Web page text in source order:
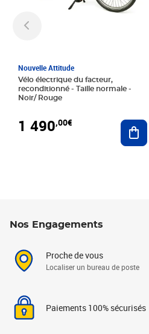
Nouvelle Attitude
Vélo électrique du facteur,
reconditionné - Taille normale -
Noir/ Rouge
1 490,00€
Nos Engagements
Proche de vous
Localiser un bureau de poste
Paiements 100% sécurisés